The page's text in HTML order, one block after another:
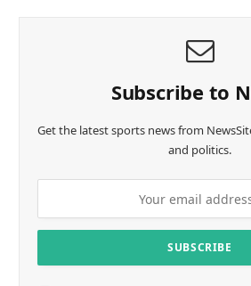
Subscribe to
Get the latest sports news from
and politics.